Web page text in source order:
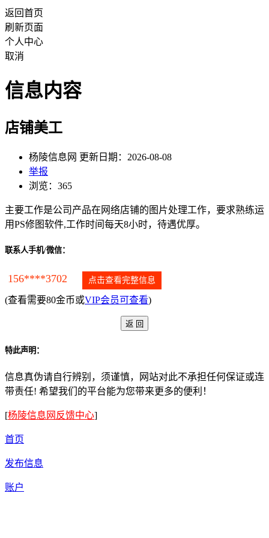
返回首页
刷新页面
个人中心
取消
信息内容
店铺美工
杨陵信息网 更新日期：2026-08-08
举报
浏览：365
主要工作是公司产品在网络店铺的图片处理工作，要求熟练运
用PS修图软件,工作时间每天8小时，待遇优厚。
联系人手机/微信：
156****3702 点击查看完整信息
(查看需要80金币或VIP会员可查看)
特此声明：
信息真伪请自行辨别，须谨慎，网站对此不承担任何保证或连
带责任! 希望我们的平台能为您带来更多的便利！
[杨陵信息网反馈中心]
首页
发布信息
账户